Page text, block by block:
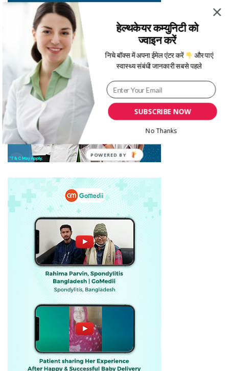
SUBSCRIBE NOW
हेल्थकेयर कम्युनिटी को
ज्वाइन करें
निचे बॉक्स में अपना ईमेल एंटर करें
और पाएं
स्वास्थ्य संबंधी जानकारी सबसे पहले
No Thanks
POWERED BY